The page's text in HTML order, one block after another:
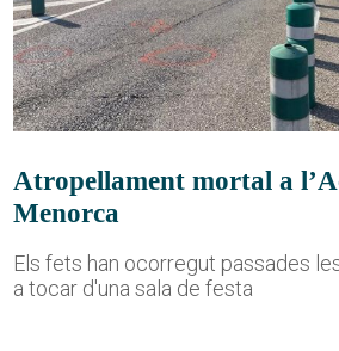
Atropellament mortal a
Menorca
Els fets han ocorregut passades
a tocar d'una sala de festa